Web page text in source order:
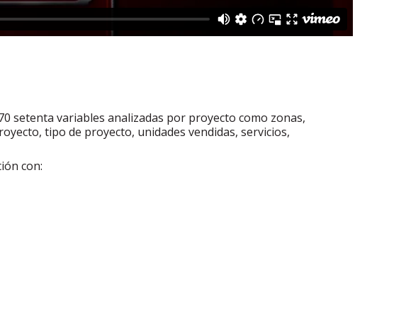
setenta variables analizadas por proyecto como zonas,
tipo de proyecto, unidades vendidas, servicios,
con: